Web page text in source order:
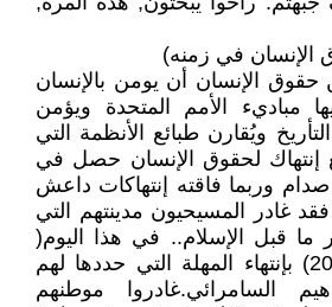
الإنسان في زمنه)
الإنسان أن يومن بالإنسان
مباديء الأمم المتحدة ويؤمن
ويُقارن طبائع الأنظمة التي
لحقوق الإنسان حصل في
صدام وربما فاقته إنتهاكات داعش
غادر المسيحيون مدينتهم التي
ما قبل الإسلام.. في هذا اليوم(
السبت 19 - 7 – 2014) بإنتهاء المهلة التي حددها لهم
السامرائي.غادروا موطنهم